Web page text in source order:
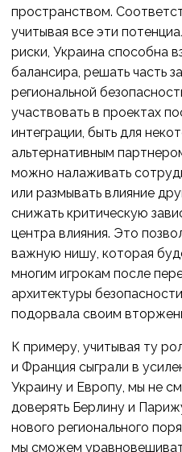
пространством.
учитывая все эти
риски, Украина способна
балансира, решать часть
региональной
участвовать в проектах
интеграции, быть для
альтернативным
можно налаживать
или размывать влияние
снижать критическую
центра влияния. Это
важную нишу, которая
многим игрокам после
архитектуры
подорвала своим
К примеру, учитывая ту
и Франция сыграли в
Украину и Европу, мы не
доверять Берлину и
нового регионального
мы сможем